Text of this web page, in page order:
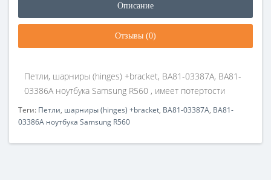
Описание
Отзывы (0)
Петли, шарниры (hinges) +bracket, BA81-03387A, BA81-
03386A ноутбука Samsung R560 , имеет потертости
Теги: Петли, шарниры (hinges) +bracket, BA81-03387A, BA81-
03386A ноутбука Samsung R560